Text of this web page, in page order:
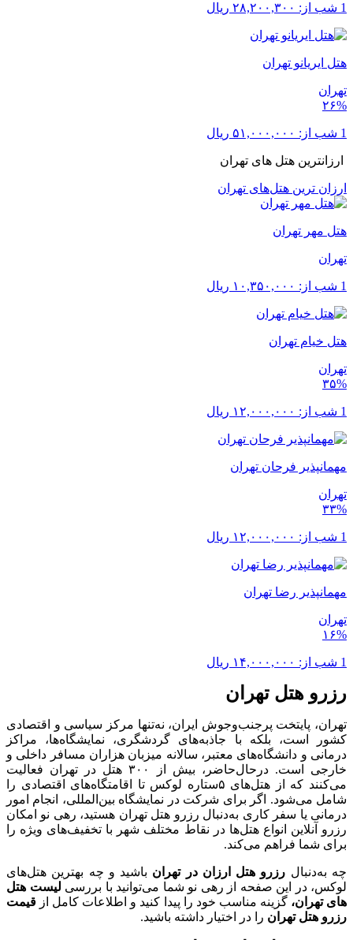
1 شب از: ۲۸,۲۰۰,۳۰۰ ریال
هتل ایریانو تهران
تهران
۲۶%
1 شب از: ۵۱,۰۰۰,۰۰۰ ریال
ارزانترین هتل های تهران
ارزان ترین هتل‌های تهران
هتل مهر تهران
تهران
1 شب از: ۱۰,۳۵۰,۰۰۰ ریال
هتل خیام تهران
تهران
۳۵%
1 شب از: ۱۲,۰۰۰,۰۰۰ ریال
مهمانپذیر فرحان تهران
تهران
۳۳%
1 شب از: ۱۲,۰۰۰,۰۰۰ ریال
مهمانپذیر رضا تهران
تهران
۱۶%
1 شب از: ۱۴,۰۰۰,۰۰۰ ریال
رزرو هتل تهران
تهران، پایتخت پرجنب‌وجوش ایران، نه‌تنها مرکز سیاسی و اقتصادی
کشور است، بلکه با جاذبه‌های گردشگری، نمایشگاه‌ها، مراکز
درمانی و دانشگاه‌های معتبر، سالانه میزبان هزاران مسافر داخلی و
خارجی است. در‌حال‌حاضر، بیش از ۳۰۰ هتل در تهران فعالیت
می‌کنند که از هتل‌های ۵‌ستاره لوکس تا اقامتگاه‌های اقتصادی را
شامل می‌شود. اگر برای شرکت در نمایشگاه بین‌المللی، انجام امور
درمانی یا سفر کاری به‌دنبال رزرو هتل تهران هستید، رهی نو امکان
رزرو آنلاین انواع هتل‌ها در نقاط مختلف شهر با تخفیف‌های ویژه را
برای شما فراهم می‌کند.
چه به‌دنبال رزرو هتل ارزان در تهران باشید و چه بهترین هتل‌های
لوکس، در این صفحه از رهی نو شما می‌توانید با بررسی لیست هتل
های تهران، گزینه مناسب خود را پیدا کنید و اطلاعات کامل از قیمت
رزرو هتل تهران را در اختیار داشته باشید.